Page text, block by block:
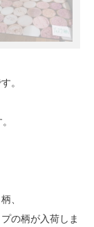
。
、
の柄が入荷しま